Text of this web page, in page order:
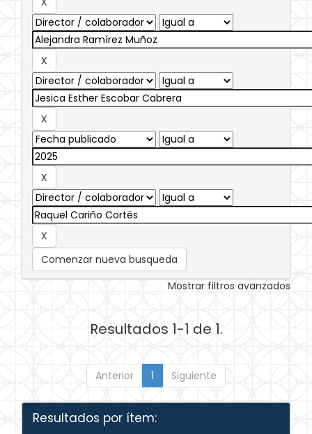
Comenzar nueva busqueda
Mostrar filtros avanzados
Resultados 1-1 de 1.
Anterior 1 Siguiente
Resultados por ítem: